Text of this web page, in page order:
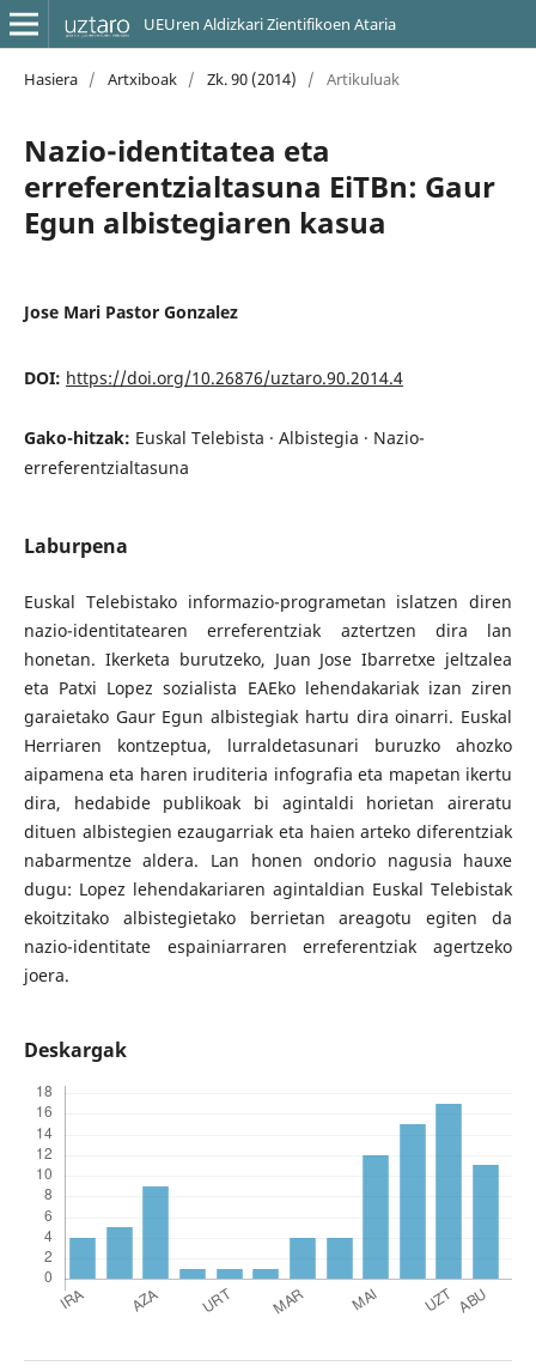
UEUren Aldizkari Zientifikoen Ataria
Hasiera / Artxiboak / Zk. 90 (2014) / Artikuluak
Nazio-identitatea eta
erreferentzialtasuna EiTBn: Gaur
Egun albistegiaren kasua
Jose Mari Pastor Gonzalez
DOI: https://doi.org/10.26876/uztaro.90.2014.4
Gako-hitzak: Euskal Telebista · Albistegia · Nazio-
erreferentzialtasuna
Laburpena
Euskal Telebistako informazio-programetan islatzen diren
nazio-identitatearen erreferentziak aztertzen dira lan
honetan. Ikerketa burutzeko, Juan Jose Ibarretxe jeltzalea
eta Patxi Lopez sozialista EAEko lehendakariak izan ziren
garaietako Gaur Egun albistegiak hartu dira oinarri. Euskal
Herriaren kontzeptua, lurraldetasunari buruzko ahozko
aipamena eta haren iruditeria infografia eta mapetan ikertu
dira, hedabide publikoak bi agintaldi horietan aireratu
dituen albistegien ezaugarriak eta haien arteko diferentziak
nabarmentze aldera. Lan honen ondorio nagusia hauxe
dugu: Lopez lehendakariaren agintaldian Euskal Telebistak
ekoitzitako albistegietako berrietan areagotu egiten da
nazio-identitate espainiarraren erreferentziak agertzeko
joera.
Deskargak